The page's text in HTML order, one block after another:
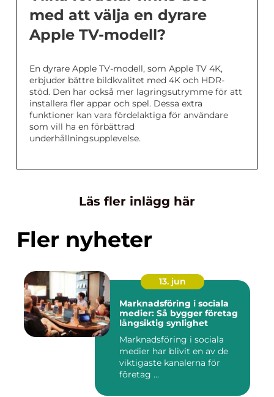
med att välja en dyrare
Apple TV-modell?
En dyrare Apple TV-modell, som Apple TV 4K,
erbjuder bättre bildkvalitet med 4K och HDR-
stöd. Den har också mer lagringsutrymme för att
installera fler appar och spel. Dessa extra
funktioner kan vara fördelaktiga för användare
som vill ha en förbättrad
underhållningsupplevelse.
Läs fler inlägg här
Fler nyheter
13. jun
Marknadsföring i sociala
medier: Så bygger företag
långsiktig synlighet
Marknadsföring i sociala
medier har blivit en av de
viktigaste kanalerna för
företag ...